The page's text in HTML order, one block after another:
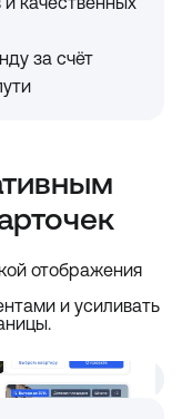
качественных
за счёт
отображения
и усиливать